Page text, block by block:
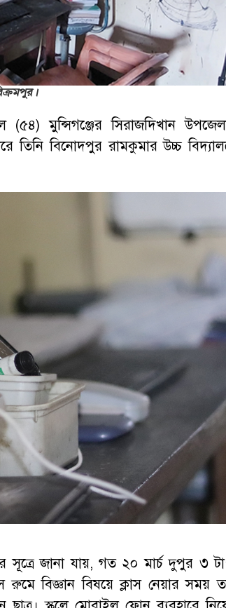
মুন্সিগঞ্জের সিরাজদিখান
বিনোদপুর রামকুমার উচ্চ
সূত্রে জানা যায়, গত ২০ মার্চ দুপুর ৩
বিজ্ঞান বিষয়ে ক্লাস নেয়ার সময়